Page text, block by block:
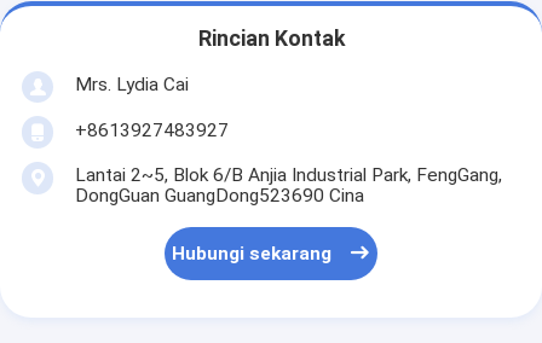
Rincian Kontak
Mrs. Lydia Cai
+8613927483927
Lantai 2~5, Blok 6/B Anjia Industrial Park, FengGang,
DongGuan GuangDong523690 Cina
Hubungi sekarang